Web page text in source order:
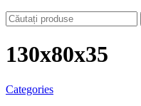
130x80x35
Categories